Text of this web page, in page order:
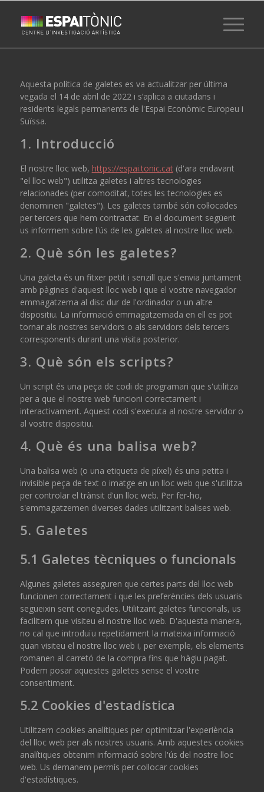
Aquesta política de galetes es va actualitzar per última
vegada el 14 de abril de 2022 i s’aplica a ciutadans i
residents legals permanents de l'Espai Econòmic Europeu i
Suïssa.
1. Introducció
El nostre lloc web, https://espai.tonic.cat(d'ara endavant
"el lloc web") utilitza galetes i altres tecnologies
relacionades (per comoditat, totes les tecnologies es
denominen "galetes"). Les galetes també són col·locades
per tercers que hem contractat. En el document següent
us informem sobre l'ús de les galetes al nostre lloc web.
2. Què són les galetes?
Una galeta és un fitxer petit i senzill que s'envia juntament
amb pàgines d'aquest lloc web i que el vostre navegador
emmagatzema al disc dur de l'ordinador o un altre
dispositiu. La informació emmagatzemada en ell es pot
tornar als nostres servidors o als servidors dels tercers
corresponents durant una visita posterior.
3. Què són els scripts?
Un script és una peça de codi de programari que s'utilitza
per a que el nostre web funcioni correctament i
interactivament. Aquest codi s'executa al nostre servidor o
al vostre dispositiu.
4. Què és una balisa web?
Una balisa web (o una etiqueta de píxel) és una petita i
invisible peça de text o imatge en un lloc web que s'utilitza
per controlar el trànsit d'un lloc web. Per fer-ho,
s'emmagatzemen diverses dades utilitzant balises web.
5. Galetes
5.1 Galetes tècniques o funcionals
Algunes galetes asseguren que certes parts del lloc web
funcionen correctament i que les preferències dels usuaris
segueixin sent conegudes. Utilitzant galetes funcionals, us
facilitem que visiteu el nostre lloc web. D'aquesta manera,
no cal que introduïu repetidament la mateixa informació
quan visiteu el nostre lloc web i, per exemple, els elements
romanen al carretó de la compra fins que hàgiu pagat.
Podem posar aquestes galetes sense el vostre
consentiment.
5.2 Cookies d'estadística
Utilitzem cookies analítiques per optimitzar l'experiència
del lloc web per als nostres usuaris. Amb aquestes cookies
analítiques obtenim informació sobre l'ús del nostre lloc
web. Us demanem permís per col·locar cookies
d'estadístiques.